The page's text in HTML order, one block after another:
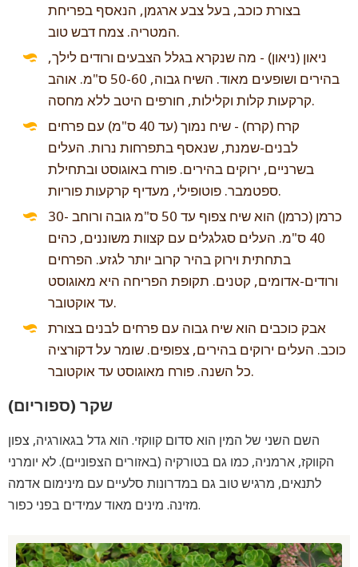
בצורת כוכב, בעל צבע ארגמן, הנאסף בפריחת
המטריה. צמח דבש טוב.
ניאון (ניאון) - מה שנקרא בגלל הצבעים ורודים לילך,
בהירים ושופעים מאוד. השיח גבוה, 50-60 ס"מ. אוהב
קרקעות קלות וקלילות, חורפים היטב ללא מחסה.
קרח (קרח) - שיח נמוך (עד 40 ס"מ) עם פרחים
לבנים-שמנת, שנאסף בתפרחות נרות. העלים
בשרניים, ירוקים בהירים. פורח באוגוסט ובתחילת
ספטמבר. פוטופילי, מעדיף קרקעות פוריות.
כרמן (כרמן) הוא שיח צפוף עד 50 ס"מ גובה ורוחב 30-
40 ס"מ. העלים סגלגלים עם קצוות משוננים, כהים
בתחתית וירוק בהיר קרוב יותר לגזע. הפרחים
ורודים-אדומים, קטנים. תקופת הפריחה היא מאוגוסט
עד אוקטובר.
אבק כוכבים הוא שיח גבוה עם פרחים לבנים בצורת
כוכב. העלים ירוקים בהירים, צפופים. שומר על דקורציה
כל השנה. פורח מאוגוסט עד אוקטובר.
שקר (ספוריום)
השם השני של המין הוא סדום קווקזי. הוא גדל בגאורגיה, צפון
הקווקז, ארמניה, כמו גם בטורקיה (באזורים הצפוניים). לא יומרני
לתנאים, מרגיש טוב גם במדרונות סלעיים עם מינימום אדמה
מזינה. מינים מאוד עמידים בפני כפור.